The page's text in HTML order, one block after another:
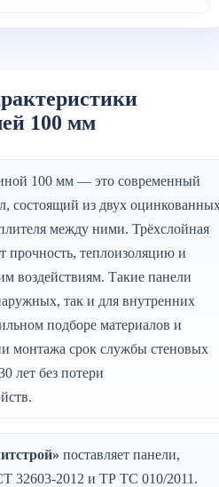
100 мм
100 мм — это современный
состоящий из двух
между ними. Трёхслойная
прочность, теплоизоляцию и
воздействиям. Такие панели
так и для внутренних
подборе материалов и
монтажа срок службы стеновых
лет без потери
поставляет панели,
32603-2012 и ТР ТС 010/2011.